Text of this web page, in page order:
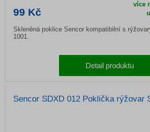
99 Kč
více
Skleněná poklice Sencor kompatibilní s
1001.
Detail produktu
Sencor SDXD 012 Poklička rýžovar